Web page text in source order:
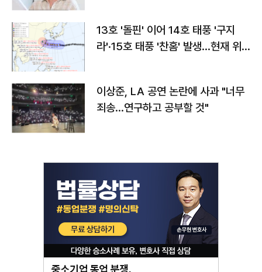
13호 '돌핀' 이어 14호 태풍 '구지
라'·15호 태풍 '찬홈' 발생…현재 위
이상준, LA 공연 논란에 사과 "너무
죄송…연구하고 공부할 것"